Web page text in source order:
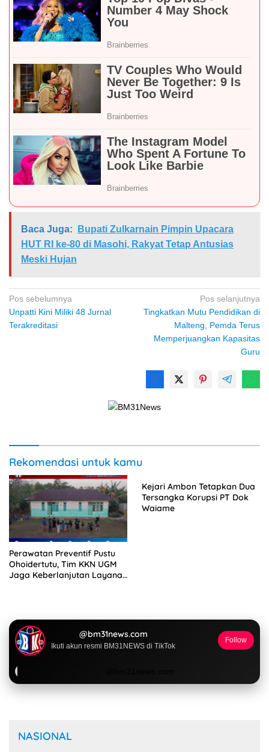
Baca Juga:
Bupati Zulkarnain Pimpin Upacara
HUT RI ke-80 di Masohi, Rakyat Tetap Antusias
Meski Hujan
Navigasi
pos
Pos sebelumnya
Unpatti Kini Miliki 48 Jurnal
Terakreditasi
Pos selanjutnya
Tingkatkan Mutu Pendidikan di
Malteng, Pemda Terus
Memperjuangkan Kapasitas
Guru
Rekomendasi untuk kamu
Perawatan Preventif Pustu
Ohoidertutu, Tim KKN UGM
Jaga Keberlanjutan Layanan
Kejari Ambon Tetapkan Dua
Tersangka Korupsi PT Dok
Waiame
@bm31news.com
Ikuti akun resmi BM31NEWS di TikTok
Follow
NASIONAL